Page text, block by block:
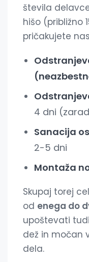
števila
hišo (približno
pričakujete
4 dni
Sanacija
2-5 dni
Montaža
Skupaj torej
od enega do
upoštevati
dež in močan
dela.